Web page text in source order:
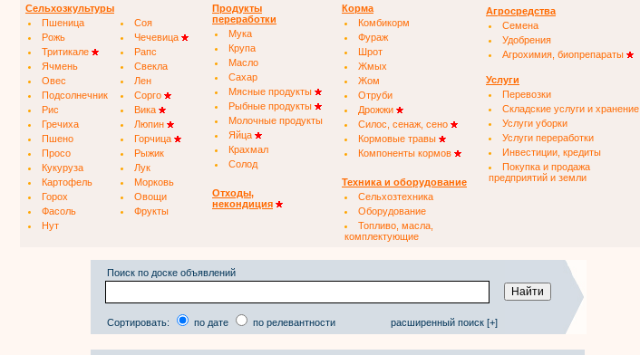
Сельхозкультуры
Пшеница
Соя
Рожь
Чечевица
Тритикале
Рапс
Ячмень
Свекла
Овес
Лен
Подсолнечник
Сорго
Рис
Вика
Гречиха
Люпин
Пшено
Горчица
Просо
Рыжик
Кукуруза
Лук
Картофель
Морковь
Горох
Овощи
Фасоль
Фрукты
Нут
Продукты
переработки
Мука
Крупа
Масло
Сахар
Мясные продукты
Рыбные продукты
Молочные продукты
Яйца
Крахмал
Солод
Отходы,
некондиция
Корма
Комбикорм
Фураж
Шрот
Жмых
Жом
Отруби
Дрожжи
Силос, сенаж, сено
Кормовые травы
Компоненты кормов
Техника и оборудование
Сельхозтехника
Оборудование
Топливо, масла,
комплектующие
Агросредства
Семена
Удобрения
Агрохимия, биопрепараты
Услуги
Перевозки
Складские услуги и хранение
Услуги уборки
Услуги переработки
Инвестиции, кредиты
Покупка и продажа
предприятий и земли
Поиск по доске объявлений
Сортировать: по дате по релевантности расширенный поиск [+]